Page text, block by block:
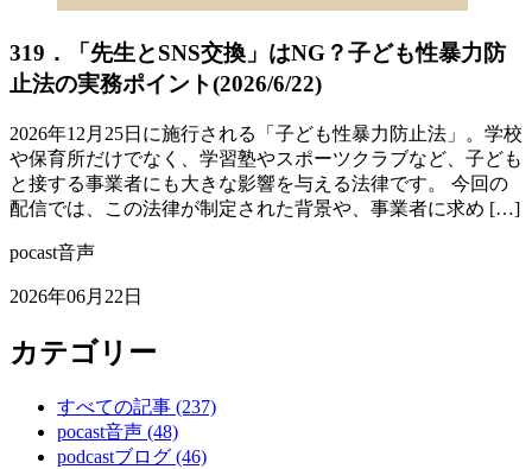
319．「先生とSNS交換」はNG？子ども性暴力防
止法の実務ポイント(2026/6/22)
2026年12月25日に施行される「子ども性暴力防止法」。学校
や保育所だけでなく、学習塾やスポーツクラブなど、子ども
と接する事業者にも大きな影響を与える法律です。 今回の
配信では、この法律が制定された背景や、事業者に求め […]
pocast音声
2026年06月22日
カテゴリー
すべての記事 (237)
pocast音声 (48)
podcastブログ (46)